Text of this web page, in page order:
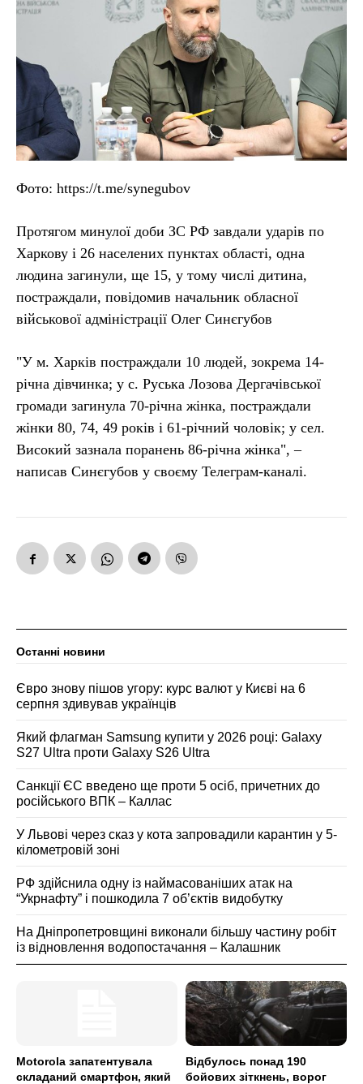
Фото: https://t.me/synegubov
Протягом минулої доби ЗС РФ завдали ударів по
Харкову і 26 населених пунктах області, одна
людина загинули, ще 15, у тому числі дитина,
постраждали, повідомив начальник обласної
військової адміністрації Олег Синєгубов
"У м. Харків постраждали 10 людей, зокрема 14-
річна дівчинка; у с. Руська Лозова Дергачівської
громади загинула 70-річна жінка, постраждали
жінки 80, 74, 49 років і 61-річний чоловік; у сел.
Високий зазнала поранень 86-річна жінка", –
написав Синєгубов у своєму Телеграм-каналі.
Motorola запатентувала
складаний смартфон, який
Відбулось понад 190
бойових зіткнень, ворог
Останні новини
Євро знову пішов угору: курс валют у Києві на 6
серпня здивував українців
Який флагман Samsung купити у 2026 році: Galaxy
S27 Ultra проти Galaxy S26 Ultra
Санкції ЄС введено ще проти 5 осіб, причетних до
російського ВПК – Каллас
У Львові через сказ у кота запровадили карантин у 5-
кілометровій зоні
РФ здійснила одну із наймасованіших атак на
“Укрнафту” і пошкодила 7 об’єктів видобутку
На Дніпропетровщині виконали більшу частину робіт
із відновлення водопостачання – Калашник